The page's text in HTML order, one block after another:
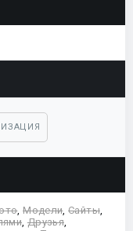
,Модели,Сайты,
Друзья,